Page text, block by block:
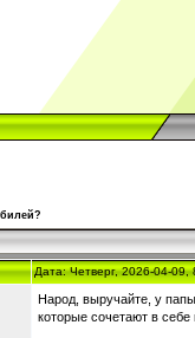
Дата: Четверг, 2026-04-
Народ, выручайте, у
которые сочетают в себе